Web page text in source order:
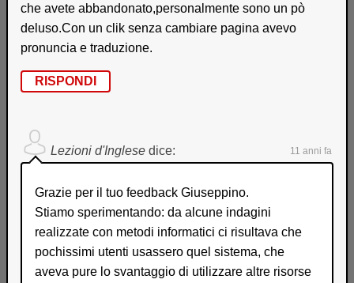
che avete abbandonato,personalmente sono un pò
deluso.Con un clik senza cambiare pagina avevo
pronuncia e traduzione.
RISPONDI
Lezioni d'Inglese dice: 11 anni fa
Grazie per il tuo feedback Giuseppino.
Stiamo sperimentando: da alcune indagini
realizzate con metodi informatici ci risultava che
pochissimi utenti usassero quel sistema, che
aveva pure lo svantaggio di utilizzare altre risorse